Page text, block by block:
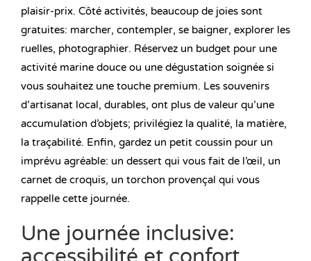
plaisir-prix. Côté activités, beaucoup de joies sont
gratuites: marcher, contempler, se baigner, explorer les
ruelles, photographier. Réservez un budget pour une
activité marine douce ou une dégustation soignée si
vous souhaitez une touche premium. Les souvenirs
d’artisanat local, durables, ont plus de valeur qu’une
accumulation d’objets; privilégiez la qualité, la matière,
la traçabilité. Enfin, gardez un petit coussin pour un
imprévu agréable: un dessert qui vous fait de l’œil, un
carnet de croquis, un torchon provençal qui vous
rappelle cette journée.
Une journée inclusive: